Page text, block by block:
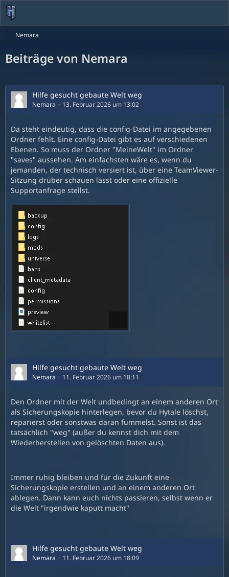
Nemara
Beiträge von Nemara
Hilfe gesucht gebaute Welt weg
Nemara 13. Februar 2026 um 13:02
Da steht eindeutig, dass die config-Datei im angegebenen
Ordner fehlt. Eine config-Datei gibt es auf verschiedenen
Ebenen. So muss der Ordner "MeineWelt" im Ordner
"saves" aussehen. Am einfachsten wäre es, wenn du
jemanden, der technisch versiert ist, über eine TeamViewer-
Sitzung drüber schauen lässt oder eine offizielle
Supportanfrage stellst.
Hilfe gesucht gebaute Welt weg
Nemara 11. Februar 2026 um 18:11
Den Ordner mit der Welt undbedingt an einem anderen Ort
als Sicherungskopie hinterlegen, bevor du Hytale löschst,
reparierst oder sonstwas daran fummelst. Sonst ist das
tatsächlich "weg" (außer du kennst dich mit dem
Wiederherstellen von gelöschten Daten aus).
Immer ruhig bleiben und für die Zukunft eine
Sicherungskopie erstellen und an einem anderen Ort
ablegen. Dann kann euch nichts passieren, selbst wenn er
die Welt "irgendwie kaputt macht"
Hilfe gesucht gebaute Welt weg
Nemara 11. Februar 2026 um 18:09